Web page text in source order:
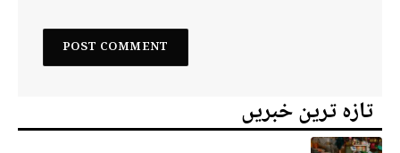
تازہ ترین خبریں